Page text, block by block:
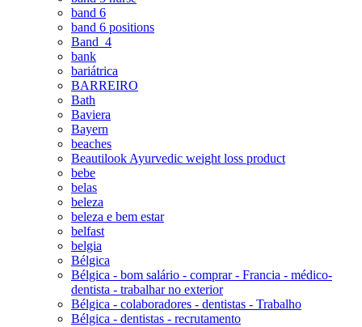
band 6
band 6 positions
Band_4
bank
bariátrica
BARREIRO
Bath
Baviera
Bayern
beaches
Beautilook Ayurvedic weight loss product
bebe
belas
beleza
beleza e bem estar
belfast
belgia
Bélgica
Bélgica - bom salário - comprar - Francia - médico-
dentista - trabalhar no exterior
Bélgica - colaboradores - dentistas - Trabalho
Bélgica - dentistas - recrutamento